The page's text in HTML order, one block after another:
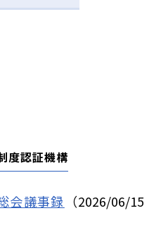
度認証機構
会議事録 （2026/06/15